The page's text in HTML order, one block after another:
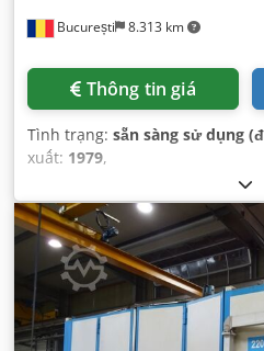
București 8.313 km
Thông tin giá
Tình trạng: sẵn sàng sử dụng
xuất: 1979,